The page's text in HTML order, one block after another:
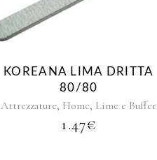
KOREANA LIMA DRITTA
80/80
Attrezzature, Home, Lime e Buffer
1.47€